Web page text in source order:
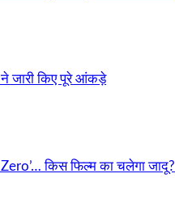
जारी किए पूरे आंकड़े
किस फिल्म का चलेगा जादू?